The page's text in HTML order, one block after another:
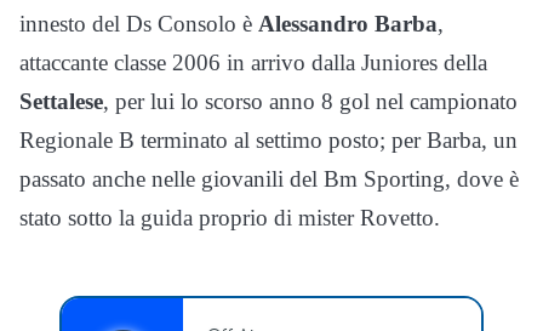
innesto del Ds Consolo è Alessandro Barba,
attaccante classe 2006 in arrivo dalla Juniores della
Settalese, per lui lo scorso anno 8 gol nel campionato
Regionale B terminato al settimo posto; per Barba, un
passato anche nelle giovanili del Bm Sporting, dove è
stato sotto la guida proprio di mister Rovetto.